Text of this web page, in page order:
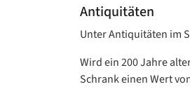
Antiquitäten
Unter Antiquitäten im
Wird ein 200 Jahre
Schrank einen Wert